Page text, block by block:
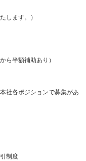
します。）
ら半額補助あり）
社各ポジションで募集があ
制度